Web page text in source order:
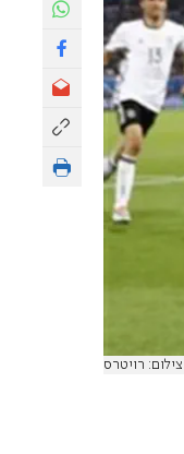
צילום: רויטרס